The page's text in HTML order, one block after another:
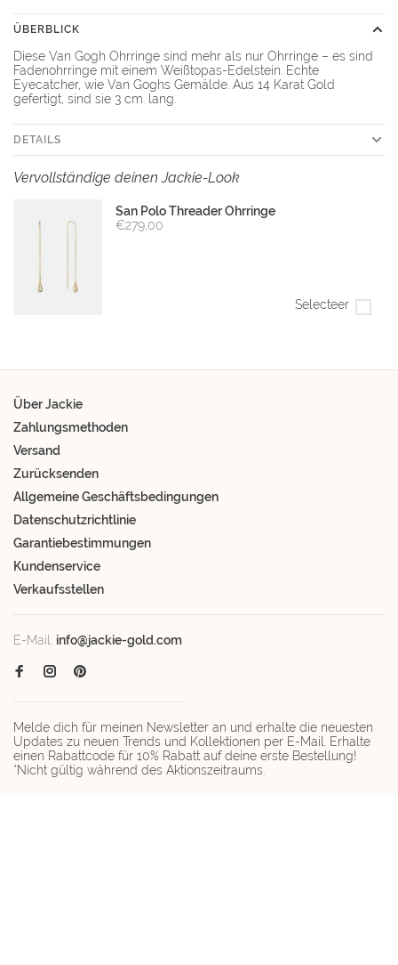
ÜBERBLICK
Diese Van Gogh Ohrringe sind mehr als nur Ohrringe – es sind
Fadenohrringe mit einem Weißtopas-Edelstein. Echte
Eyecatcher, wie Van Goghs Gemälde. Aus 14 Karat Gold
gefertigt, sind sie 3 cm. lang.
DETAILS
Vervollständige deinen Jackie-Look
San Polo Threader Ohrringe
€279,00
Selecteer
Über Jackie
Zahlungsmethoden
Versand
Zurücksenden
Allgemeine Geschäftsbedingungen
Datenschutzrichtlinie
Garantiebestimmungen
Kundenservice
Verkaufsstellen
E-Mail: info@jackie-gold.com
Melde dich für meinen Newsletter an und erhalte die neuesten
Updates zu neuen Trends und Kollektionen per E-Mail. Erhalte
einen Rabattcode für 10% Rabatt auf deine erste Bestellung!
*Nicht gültig während des Aktionszeitraums.